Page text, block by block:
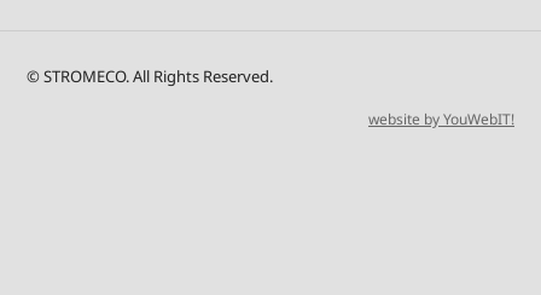
© STROMECO. All Rights Reserved.
website by YouWebIT!